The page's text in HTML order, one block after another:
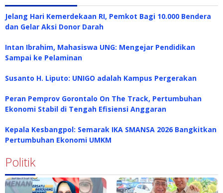
Jelang Hari Kemerdekaan RI, Pemkot Bagi 10.000 Bendera
dan Gelar Aksi Donor Darah
Intan Ibrahim, Mahasiswa UNG: Mengejar Pendidikan
Sampai ke Pelaminan
Susanto H. Liputo: UNIGO adalah Kampus Pergerakan
Peran Pemprov Gorontalo On The Track, Pertumbuhan
Ekonomi Stabil di Tengah Efisiensi Anggaran
Kepala Kesbangpol: Semarak IKA SMANSA 2026 Bangkitkan
Pertumbuhan Ekonomi UMKM
Politik